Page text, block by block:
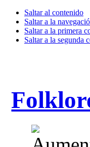
Saltar al contenido
Saltar a la
Saltar a la primera
Saltar a la segunda